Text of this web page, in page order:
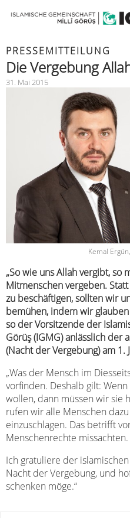
PRESSEMITTEILUNG
Die Vergebung
31. Mai 2015
Kemal
„So wie uns Allah vergibt, so
Mitmenschen vergeben.
zu beschäftigen, sollten wir
bemühen, indem wir
so der Vorsitzende der
Görüş (IGMG) anlässlich der
(Nacht der Vergebung) am 1.
„Was der Mensch im
vorfinden. Deshalb gilt:
wollen, dann müssen wir sie
rufen wir alle Menschen
einzuschlagen. Das betrifft
Menschenrechte missachten.
Ich gratuliere der
Nacht der Vergebung, und
schenken möge.“